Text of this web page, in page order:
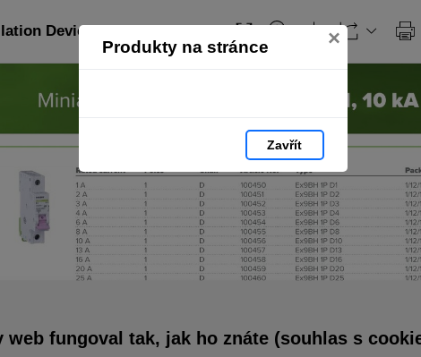
Produkty na stránce ×
Zavřít
Devices_EN: strana 15
web fungoval tak, jak ho znáte (souhlas s